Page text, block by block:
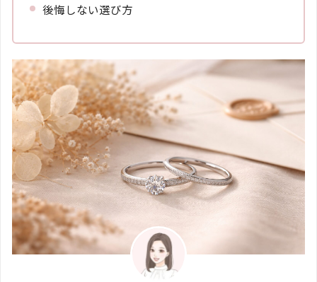
後悔しない選び方